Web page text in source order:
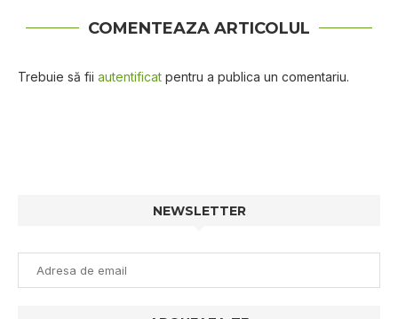
COMENTEAZA ARTICOLUL
Trebuie să fii autentificat pentru a publica un comentariu.
NEWSLETTER